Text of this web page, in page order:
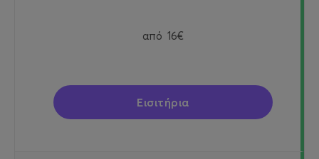
από 16€
Εισιτήρια